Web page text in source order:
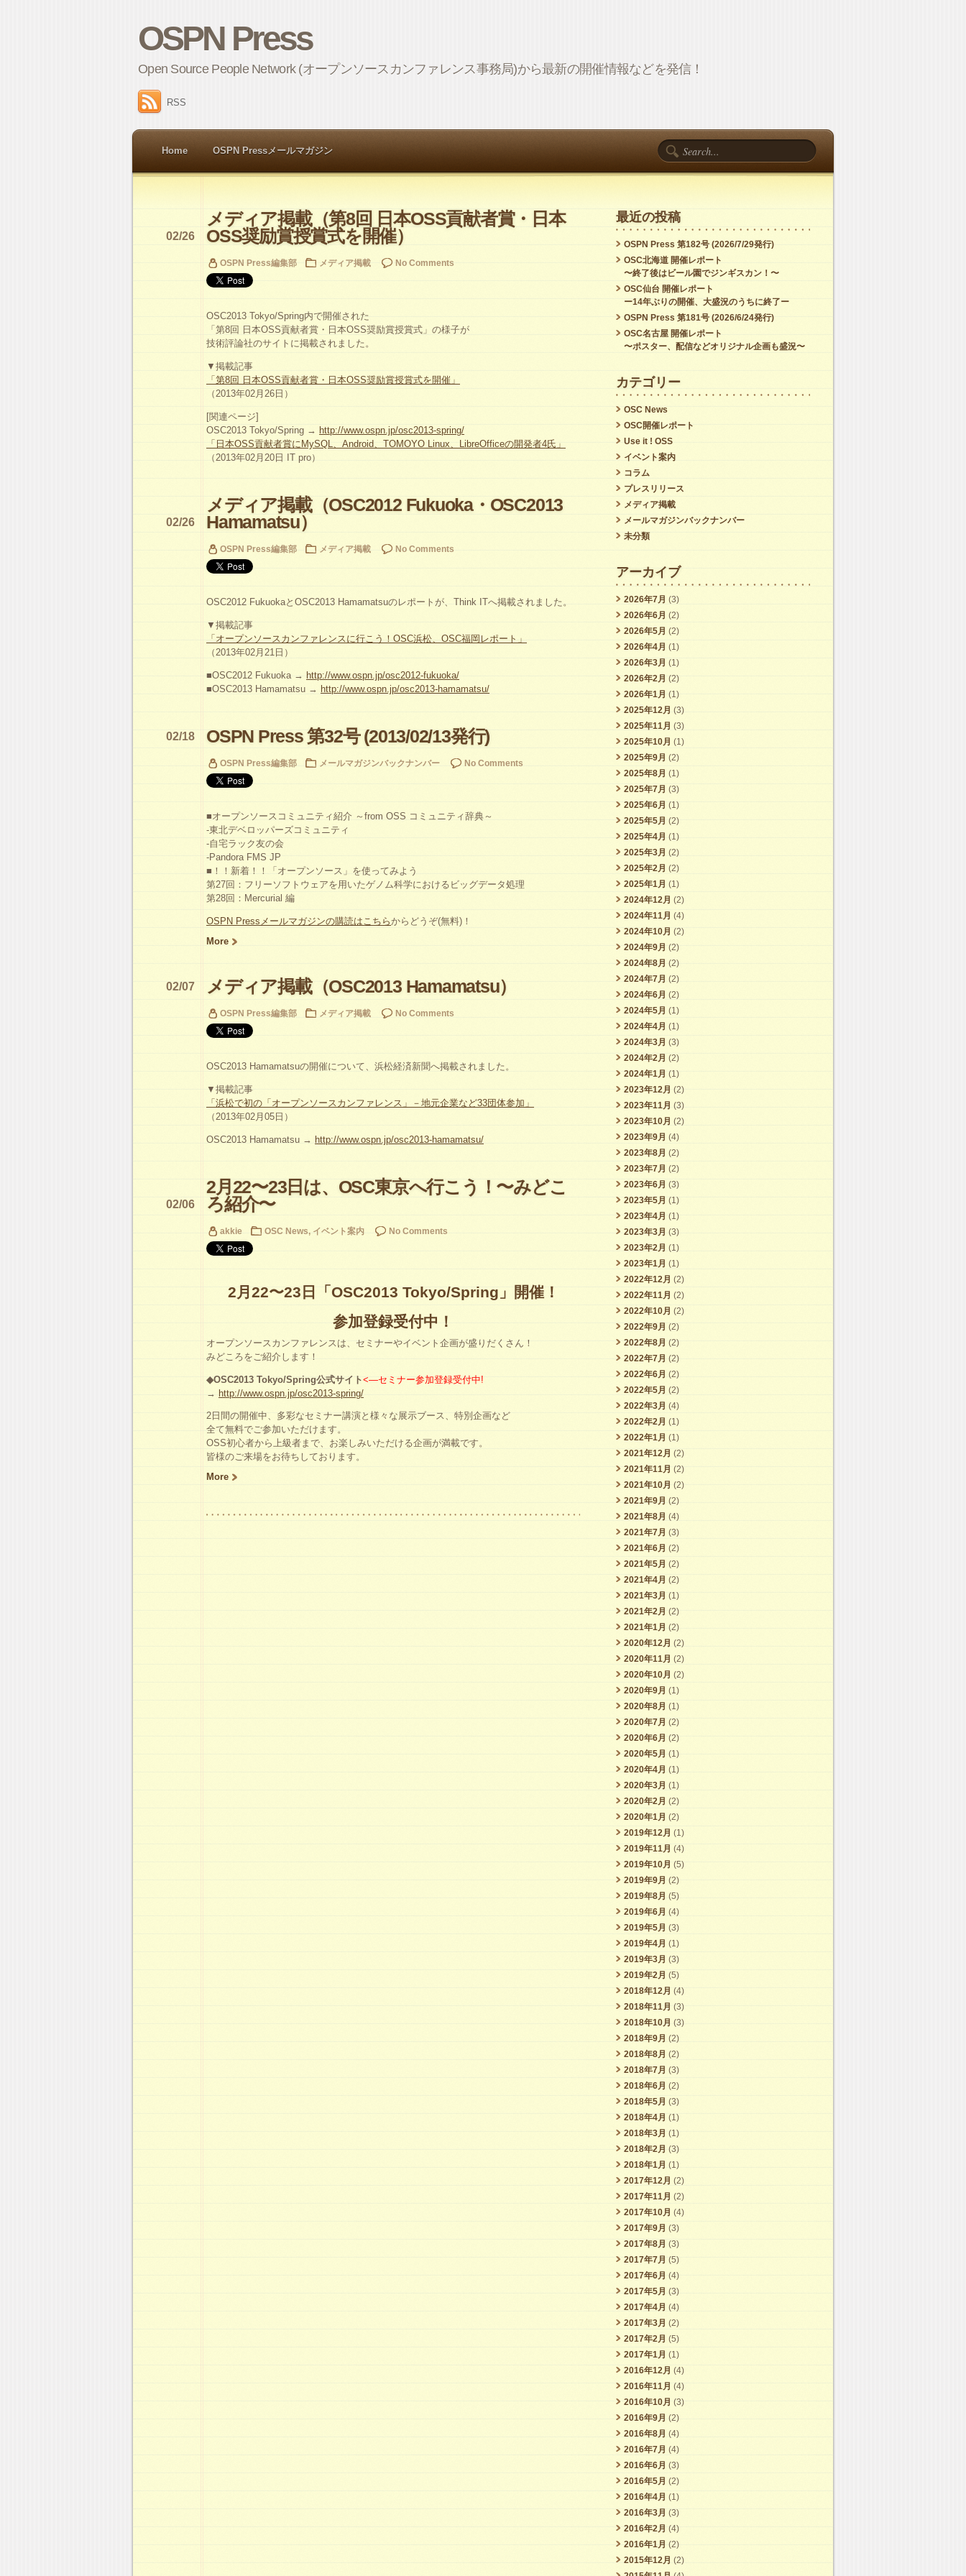
OSPN Press
Open Source People Network (オープンソースカンファレンス事務局)から最新の開催情報などを発信！
RSS
Home OSPN Pressメールマガジン
メディア掲載（第8回 日本OSS貢献者賞・日本
OSS奨励賞授賞式を開催）
02/26
OSPN Press編集部 メディア掲載 No Comments
OSC2013 Tokyo/Spring内で開催された
「第8回 日本OSS貢献者賞・日本OSS奨励賞授賞式」の様子が
技術評論社のサイトに掲載されました。
▼掲載記事
「第8回 日本OSS貢献者賞・日本OSS奨励賞授賞式を開催」
（2013年02月26日）
[関連ページ]
OSC2013 Tokyo/Spring → http://www.ospn.jp/osc2013-spring/
「日本OSS貢献者賞にMySQL、Android、TOMOYO Linux、LibreOfficeの開発者4氏」
（2013年02月20日 IT pro）
メディア掲載（OSC2012 Fukuoka・OSC2013
Hamamatsu）
02/26
OSPN Press編集部 メディア掲載 No Comments
OSC2012 FukuokaとOSC2013 Hamamatsuのレポートが、Think ITへ掲載されました。
▼掲載記事
「オープンソースカンファレンスに行こう！OSC浜松、OSC福岡レポート」
（2013年02月21日）
■OSC2012 Fukuoka → http://www.ospn.jp/osc2012-fukuoka/
■OSC2013 Hamamatsu → http://www.ospn.jp/osc2013-hamamatsu/
OSPN Press 第32号 (2013/02/13発行)
02/18
OSPN Press編集部 メールマガジンバックナンバー No Comments
■オープンソースコミュニティ紹介 ～from OSS コミュニティ辞典～
-東北デベロッパーズコミュニティ
-自宅ラック友の会
-Pandora FMS JP
■！！新着！！「オープンソース」を使ってみよう
第27回：フリーソフトウェアを用いたゲノム科学におけるビッグデータ処理
第28回：Mercurial 編
OSPN Pressメールマガジンの購読はこちらからどうぞ(無料)！
More
メディア掲載（OSC2013 Hamamatsu）
02/07
OSPN Press編集部 メディア掲載 No Comments
OSC2013 Hamamatsuの開催について、浜松経済新聞へ掲載されました。
▼掲載記事
「浜松で初の「オープンソースカンファレンス」－地元企業など33団体参加」
（2013年02月05日）
OSC2013 Hamamatsu → http://www.ospn.jp/osc2013-hamamatsu/
2月22〜23日は、OSC東京へ行こう！〜みどこ
ろ紹介〜
02/06
akkie OSC News イベント案内 No Comments
2月22〜23日「OSC2013 Tokyo/Spring」開催！
参加登録受付中！
オープンソースカンファレンスは、セミナーやイベント企画が盛りだくさん！
みどころをご紹介します！
◆OSC2013 Tokyo/Spring公式サイト<—セミナー参加登録受付中!
→ http://www.ospn.jp/osc2013-spring/
2日間の開催中、多彩なセミナー講演と様々な展示ブース、特別企画など
全て無料でご参加いただけます。
OSS初心者から上級者まで、お楽しみいただける企画が満載です。
皆様のご来場をお待ちしております。
More
最近の投稿
OSPN Press 第182号 (2026/7/29発行)
OSC北海道 開催レポート
〜終了後はビール園でジンギスカン！〜
OSC仙台 開催レポート
ー14年ぶりの開催、大盛況のうちに終了ー
OSPN Press 第181号 (2026/6/24発行)
OSC名古屋 開催レポート
〜ポスター、配信などオリジナル企画も盛況〜
カテゴリー
OSC News
OSC開催レポート
Use it ! OSS
イベント案内
コラム
プレスリリース
メディア掲載
メールマガジンバックナンバー
未分類
アーカイブ
2026年7月 (3)
2026年6月 (2)
2026年5月 (2)
2026年4月 (1)
2026年3月 (1)
2026年2月 (2)
2026年1月 (1)
2025年12月 (3)
2025年11月 (3)
2025年10月 (1)
2025年9月 (2)
2025年8月 (1)
2025年7月 (3)
2025年6月 (1)
2025年5月 (2)
2025年4月 (1)
2025年3月 (2)
2025年2月 (2)
2025年1月 (1)
2024年12月 (2)
2024年11月 (4)
2024年10月 (2)
2024年9月 (2)
2024年8月 (2)
2024年7月 (2)
2024年6月 (2)
2024年5月 (1)
2024年4月 (1)
2024年3月 (3)
2024年2月 (2)
2024年1月 (1)
2023年12月 (2)
2023年11月 (3)
2023年10月 (2)
2023年9月 (4)
2023年8月 (2)
2023年7月 (2)
2023年6月 (3)
2023年5月 (1)
2023年4月 (1)
2023年3月 (3)
2023年2月 (1)
2023年1月 (1)
2022年12月 (2)
2022年11月 (2)
2022年10月 (2)
2022年9月 (2)
2022年8月 (2)
2022年7月 (2)
2022年6月 (2)
2022年5月 (2)
2022年3月 (4)
2022年2月 (1)
2022年1月 (1)
2021年12月 (2)
2021年11月 (2)
2021年10月 (2)
2021年9月 (2)
2021年8月 (4)
2021年7月 (3)
2021年6月 (2)
2021年5月 (2)
2021年4月 (2)
2021年3月 (1)
2021年2月 (2)
2021年1月 (2)
2020年12月 (2)
2020年11月 (2)
2020年10月 (2)
2020年9月 (1)
2020年8月 (1)
2020年7月 (2)
2020年6月 (2)
2020年5月 (1)
2020年4月 (1)
2020年3月 (1)
2020年2月 (2)
2020年1月 (2)
2019年12月 (1)
2019年11月 (4)
2019年10月 (5)
2019年9月 (2)
2019年8月 (5)
2019年6月 (4)
2019年5月 (3)
2019年4月 (1)
2019年3月 (3)
2019年2月 (5)
2018年12月 (4)
2018年11月 (3)
2018年10月 (3)
2018年9月 (2)
2018年8月 (2)
2018年7月 (3)
2018年6月 (2)
2018年5月 (3)
2018年4月 (1)
2018年3月 (1)
2018年2月 (3)
2018年1月 (1)
2017年12月 (2)
2017年11月 (2)
2017年10月 (4)
2017年9月 (3)
2017年8月 (3)
2017年7月 (5)
2017年6月 (4)
2017年5月 (3)
2017年4月 (4)
2017年3月 (2)
2017年2月 (5)
2017年1月 (1)
2016年12月 (4)
2016年11月 (4)
2016年10月 (3)
2016年9月 (2)
2016年8月 (4)
2016年7月 (4)
2016年6月 (3)
2016年5月 (2)
2016年4月 (1)
2016年3月 (3)
2016年2月 (4)
2016年1月 (2)
2015年12月 (2)